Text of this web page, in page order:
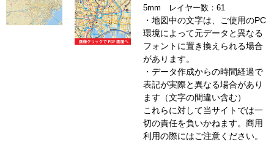
5mm レイヤー数：61
・地図中の文字は、ご使用のPC
環境によって元データと異なる
フォントに置き換えられる場合
があります。
・データ作成からの時間経過で
表記が実際と異なる場合があり
ます（文字の間違い含む）
これらに対して当サイトでは一
切の責任を負いかねます。商用
利用の際にはご注意ください。